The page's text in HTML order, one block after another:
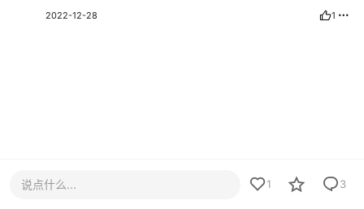
2022-12-28 1
说点什么... 1 3